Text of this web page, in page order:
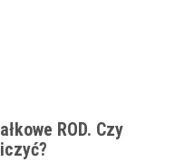
ROD. Czy